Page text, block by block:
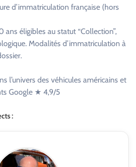
d’immatriculation française (hors
ans éligibles au statut “Collection”,
Modalités d’immatriculation à
l’univers des véhicules américains et
Google ★ 4,9/5
: